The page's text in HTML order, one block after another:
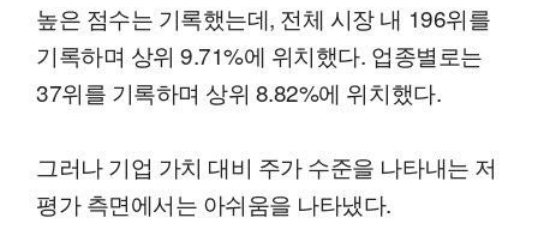
높은 점수는 기록했는데, 전체 시장 내 196위를
기록하며 상위 9.71%에 위치했다. 업종별로는
37위를 기록하며 상위 8.82%에 위치했다.
그러나 기업 가치 대비 주가 수준을 나타내는 저
평가 측면에서는 아쉬움을 나타냈다.